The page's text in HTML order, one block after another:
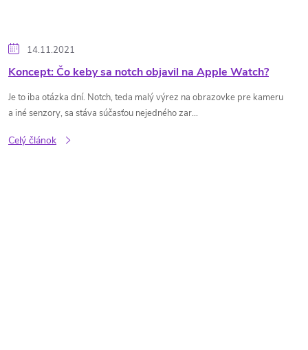
14.11.2021
Koncept: Čo keby sa notch objavil na Apple Watch?
Je to iba otázka dní. Notch, teda malý výrez na obrazovke pre kameru
a iné senzory, sa stáva súčasťou nejedného zar...
Celý článok